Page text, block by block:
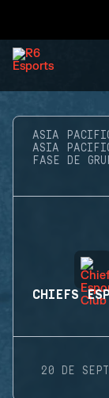
ASIA
ASIA
FASE DE
20 DE